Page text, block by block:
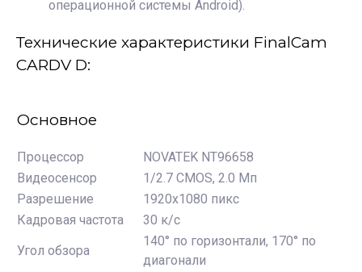
операционной системы Android).
Технические характеристики FinalCam
CARDV D:
Основное
Процессор
NOVATEK NT96658
Видеосенсор
1/2.7 CMOS, 2.0 Мп
Разрешение
1920x1080 пикс
Кадровая частота
30 к/с
Угол обзора
140° по горизонтали, 170° по
диагонали